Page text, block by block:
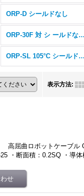
ORP-D シールドなし
ORP-30F 対 シ ールドなし 超細径
ORP-SL 105°C シールドなし
表示方法:
屈曲ロボットケーブル
・断面積：0.2SQ ・導